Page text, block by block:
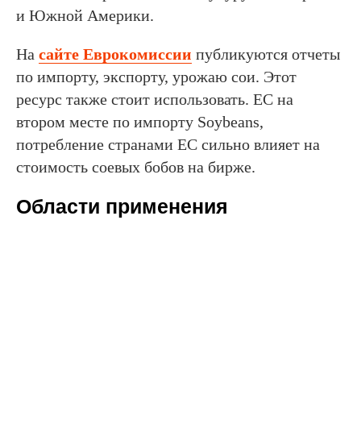
и Южной Америки.
На сайте Еврокомиссии публикуются отчеты
по импорту, экспорту, урожаю сои. Этот
ресурс также стоит использовать. ЕС на
втором месте по импорту Soybeans,
потребление странами ЕС сильно влияет на
стоимость соевых бобов на бирже.
Области применения